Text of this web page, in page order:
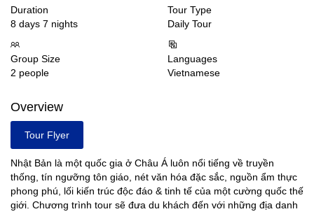
Duration
8 days 7 nights
Tour Type
Daily Tour
Group Size
2 people
Languages
Vietnamese
Overview
Tour Flyer
Nhật Bản là một quốc gia ở Châu Á luôn nổi tiếng về truyền
thống, tín ngưỡng tôn giáo, nét văn hóa đặc sắc, nguồn ẩm thực
phong phú, lối kiến trúc độc đáo & tinh tế của một cường quốc thế
giới. Chương trình tour sẽ đưa du khách đến với những địa danh